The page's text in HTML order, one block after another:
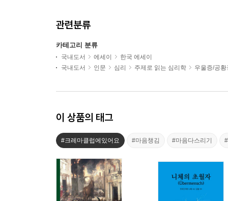
관련분류
카테고리 분류
국내도서 에세이
한국 에세이
국내도서
인문 심리 주제로 읽는 심리학 우울증/공황
이 상품의 태그
#크레마클럽에있어요 #마음챙김 #마음다스리기